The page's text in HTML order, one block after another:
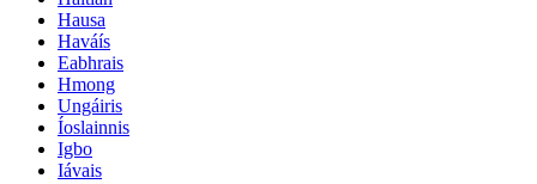
Hausa
Haváís
Eabhrais
Hmong
Ungáiris
Íoslainnis
Igbo
Iávais